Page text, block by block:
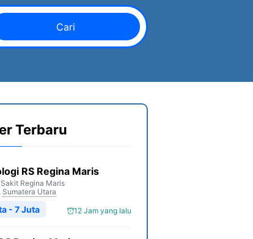
Cari
Terbaru
RS Regina Maris
Regina Maris
, Sumatera Utara
12 Jam yang lalu
- 7 Juta